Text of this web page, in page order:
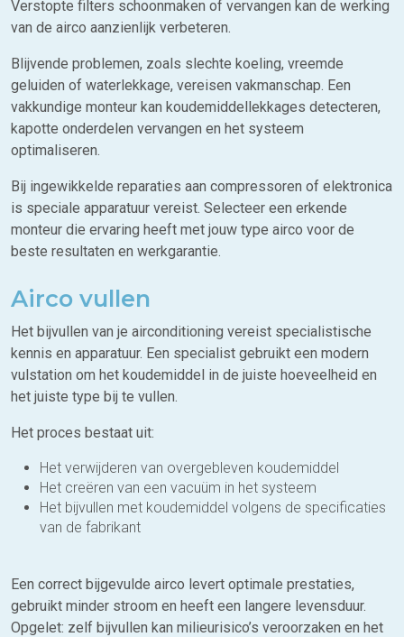
Verstopte filters schoonmaken of vervangen kan de werking
van de airco aanzienlijk verbeteren.
Blijvende problemen, zoals slechte koeling, vreemde
geluiden of waterlekkage, vereisen vakmanschap. Een
vakkundige monteur kan koudemiddellekkages detecteren,
kapotte onderdelen vervangen en het systeem
optimaliseren.
Bij ingewikkelde reparaties aan compressoren of elektronica
is speciale apparatuur vereist. Selecteer een erkende
monteur die ervaring heeft met jouw type airco voor de
beste resultaten en werkgarantie.
Airco vullen
Het bijvullen van je airconditioning vereist specialistische
kennis en apparatuur. Een specialist gebruikt een modern
vulstation om het koudemiddel in de juiste hoeveelheid en
het juiste type bij te vullen.
Het proces bestaat uit:
Het verwijderen van overgebleven koudemiddel
Het creëren van een vacuüm in het systeem
Het bijvullen met koudemiddel volgens de specificaties
van de fabrikant
Een correct bijgevulde airco levert optimale prestaties,
gebruikt minder stroom en heeft een langere levensduur.
Opgelet: zelf bijvullen kan milieurisico’s veroorzaken en het